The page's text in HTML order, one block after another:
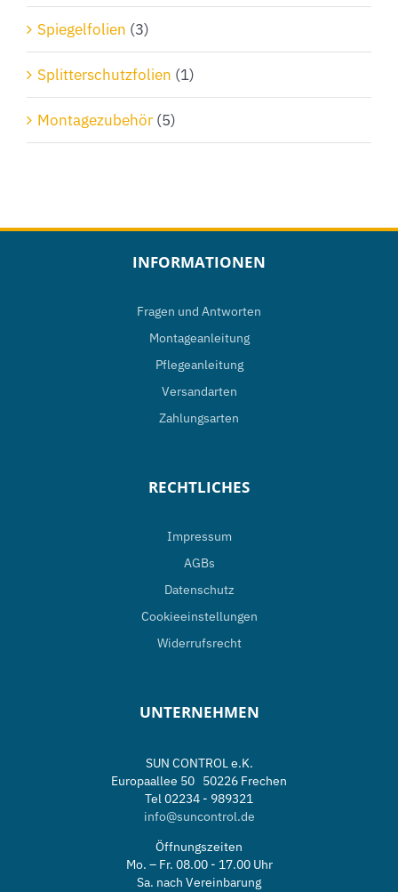
Spiegelfolien (3)
Splitterschutzfolien (1)
Montagezubehör (5)
INFORMATIONEN
Fragen und Antworten
Montageanleitung
Pflegeanleitung
Versandarten
Zahlungsarten
RECHTLICHES
Impressum
AGBs
Datenschutz
Cookieeinstellungen
Widerrufsrecht
UNTERNEHMEN
SUN CONTROL e.K.
Europaallee 50 50226 Frechen
Tel 02234 - 989321
info@suncontrol.de
Öffnungszeiten
Mo. – Fr. 08.00 - 17.00 Uhr
Sa. nach Vereinbarung